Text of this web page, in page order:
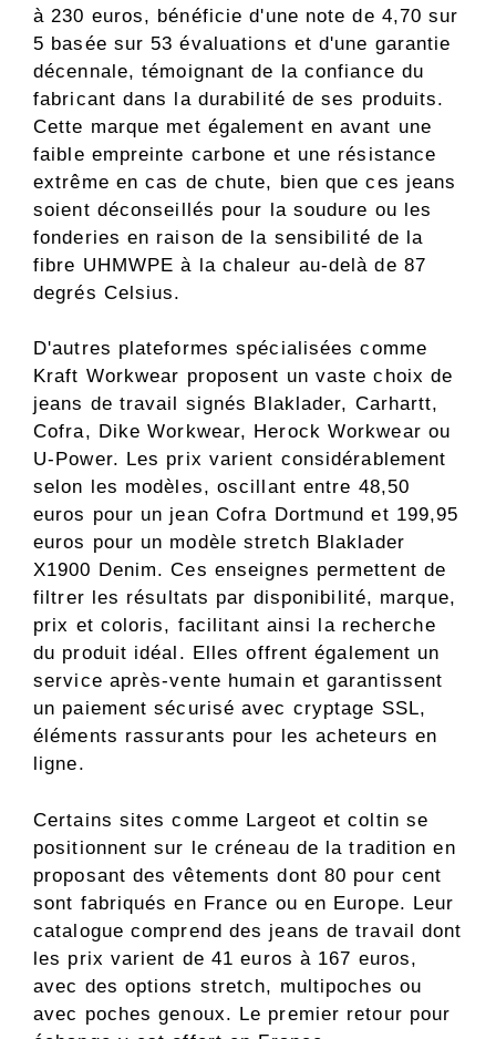
à 230 euros, bénéficie d'une note de 4,70 sur
5 basée sur 53 évaluations et d'une garantie
décennale, témoignant de la confiance du
fabricant dans la durabilité de ses produits.
Cette marque met également en avant une
faible empreinte carbone et une résistance
extrême en cas de chute, bien que ces jeans
soient déconseillés pour la soudure ou les
fonderies en raison de la sensibilité de la
fibre UHMWPE à la chaleur au-delà de 87
degrés Celsius.
D'autres plateformes spécialisées comme
Kraft Workwear proposent un vaste choix de
jeans de travail signés Blaklader, Carhartt,
Cofra, Dike Workwear, Herock Workwear ou
U-Power. Les prix varient considérablement
selon les modèles, oscillant entre 48,50
euros pour un jean Cofra Dortmund et 199,95
euros pour un modèle stretch Blaklader
X1900 Denim. Ces enseignes permettent de
filtrer les résultats par disponibilité, marque,
prix et coloris, facilitant ainsi la recherche
du produit idéal. Elles offrent également un
service après-vente humain et garantissent
un paiement sécurisé avec cryptage SSL,
éléments rassurants pour les acheteurs en
ligne.
Certains sites comme Largeot et coltin se
positionnent sur le créneau de la tradition en
proposant des vêtements dont 80 pour cent
sont fabriqués en France ou en Europe. Leur
catalogue comprend des jeans de travail dont
les prix varient de 41 euros à 167 euros,
avec des options stretch, multipoches ou
avec poches genoux. Le premier retour pour